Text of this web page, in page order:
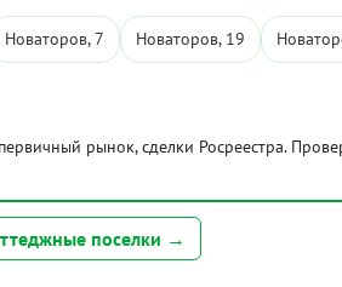
Новаторов, 7 Новаторов, 19
рынок, сделки Росреестра.
поселки →